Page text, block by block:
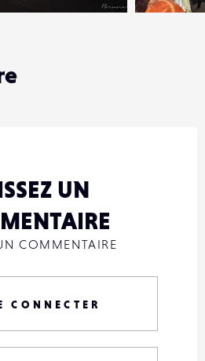
UN
COMMENTAIRE
CONNECTER